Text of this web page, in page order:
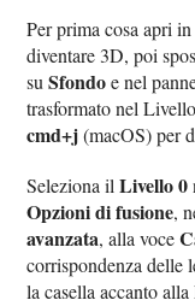
Per prima cosa apri
diventare 3D, poi
suSfondoe nel
trasformato nel
cmd+j(macOS) per
Seleziona ilLivello 0
Opzioni di fusione,
avanzata, alla voce
corrispondenza delle
la casella accanto alla